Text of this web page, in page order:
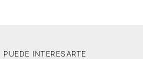
PUEDE INTERESARTE